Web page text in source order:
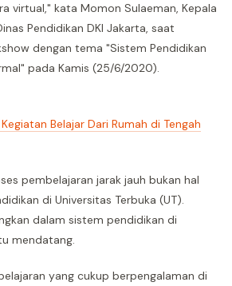
virtual," kata Momon Sulaeman, Kepala
Pendidikan DKI Jakarta, saat
dengan tema "Sistem Pendidikan
pada Kamis (25/6/2020).
Belajar Dari Rumah di Tengah
pembelajaran jarak jauh bukan hal
di Universitas Terbuka (UT).
dalam sistem pendidikan di
mendatang.
yang cukup berpengalaman di